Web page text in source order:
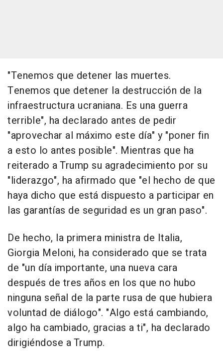
"Tenemos que detener las muertes.
Tenemos que detener la destrucción de la
infraestructura ucraniana. Es una guerra
terrible", ha declarado antes de pedir
"aprovechar al máximo este día" y "poner fin
a esto lo antes posible". Mientras que ha
reiterado a Trump su agradecimiento por su
"liderazgo", ha afirmado que "el hecho de que
haya dicho que está dispuesto a participar en
las garantías de seguridad es un gran paso".
De hecho, la primera ministra de Italia,
Giorgia Meloni, ha considerado que se trata
de "un día importante, una nueva cara
después de tres años en los que no hubo
ninguna señal de la parte rusa de que hubiera
voluntad de diálogo". "Algo está cambiando,
algo ha cambiado, gracias a ti", ha declarado
dirigiéndose a Trump.